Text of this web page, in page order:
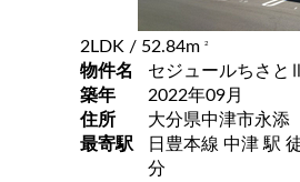
2LDK / 52.84m 2
物件名
セジュールちさとⅢ
築年
2022年09月
住所
大分県中津市永添
最寄駅
日豊本線 中津 駅 徒歩 55
分